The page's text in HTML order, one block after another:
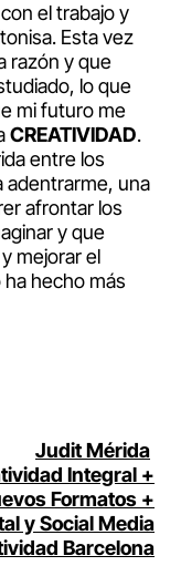
el trabajo y
Esta vez
razón y que
lo que
mi futuro me
CREATIVIDAD.
entre los
adentrarme, una
afrontar los
y que
mejorar el
hecho más
Judit Mérida
Integral +
Formatos +
y Social Media
Barcelona